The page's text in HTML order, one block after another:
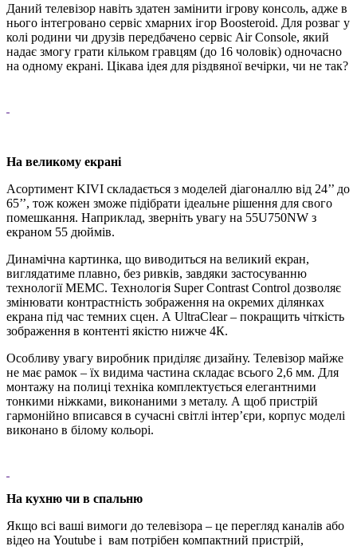
Даний телевізор навіть здатен замінити ігрову консоль, адже в
нього інтегровано сервіс хмарних ігор Boosteroid. Для розваг у
колі родини чи друзів передбачено сервіс Air Console, який
надає змогу грати кільком гравцям (до 16 чоловік) одночасно
на одному екрані. Цікава ідея для різдвяної вечірки, чи не так?
На великому екрані
Асортимент KIVI складається з моделей діагоналлю від 24’’ до
65’’, тож кожен зможе підібрати ідеальне рішення для свого
помешкання. Наприклад, зверніть увагу на 55U750NW з
екраном 55 дюймів.
Динамічна картинка, що виводиться на великий екран,
виглядатиме плавно, без ривків, завдяки застосуванню
технології MEMC. Технологія Super Contrast Control дозволяє
змінювати контрастність зображення на окремих ділянках
екрана під час темних сцен. А UltraClear – покращить чіткість
зображення в контенті якістю нижче 4К.
Особливу увагу виробник приділяє дизайну. Телевізор майже
не має рамок – їх видима частина складає всього 2,6 мм. Для
монтажу на полиці техніка комплектується елегантними
тонкими ніжками, виконаними з металу. А щоб пристрій
гармонійно вписався в сучасні світлі інтер’єри, корпус моделі
виконано в білому кольорі.
На кухню чи в спальню
Якщо всі ваші вимоги до телевізора – це перегляд каналів або
відео на Youtube і вам потрібен компактний пристрій,